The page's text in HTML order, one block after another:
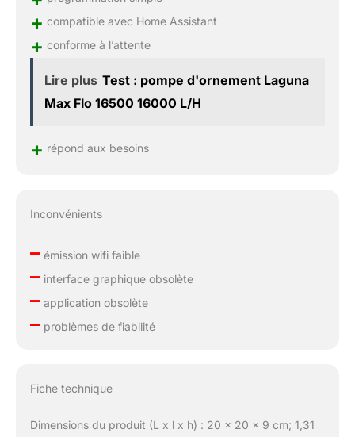
+ compatible avec Home Assistant
+ conforme à l’attente
Lire plus Test : pompe d'ornement Laguna
Max Flo 16500 16000 L/H
+ répond aux besoins
Inconvénients
–émission wifi faible
–interface graphique obsolète
–application obsolète
–problèmes de fiabilité
Fiche technique
Dimensions du produit (L x l x h) : 20 x 20 x 9 cm; 1,31